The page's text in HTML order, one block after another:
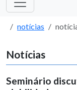
notícias
Notícias
Seminário